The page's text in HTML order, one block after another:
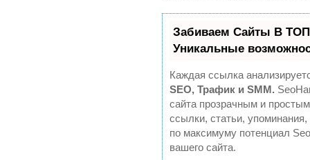
Забиваем Сайты В
Уникальные
Каждая ссылка
SEO, Трафик и SMM.
сайта прозрачным и
ссылки, статьи,
по максимуму потенциал
вашего сайта.